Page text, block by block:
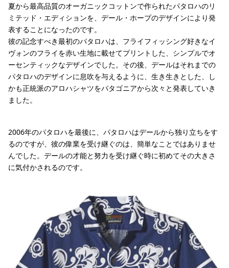
夏から最高品質のオーガニックコットンで作られたパタロハのリ
ミテッド・エディションを、デール・ホープのデザインにより発
表することになったのです。
彼の記念すべき最初のパタロハは、フライフィッシング好きなイ
ヴォンのフライを赤い生地に載せてプリントした、シンプルでオ
ーセンティックなデザインでした。その後、デールはそれまでの
パタロハのデザインに息吹を与えるように、生き生きとした、し
かも正統派のアロハシャツをパタゴニアから次々と発表していき
ました。
2006年のパタロハを最後に、パタロハはデールから独り立ちをす
るのですが、彼の偉業を受け継ぐのは、簡単なことではありませ
んでした。デールの才能と努力を受け継ぐ時に初めてその大きさ
に気付かされるのです。